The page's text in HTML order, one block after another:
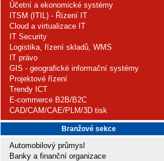
Účetní a ekonomické systémy
ITSM (ITIL) - Řízení IT
Cloud a virtualizace IT
IT Security
Logistika, řízení skladů, WMS
IT právo
GIS - geografické informační systémy
Projektové řízení
Trendy ICT
E-commerce B2B/B2C
CAD/CAM/CAE/PLM/3D tisk
Branžové sekce
Automobilový průmysl
Banky a finanční organizace